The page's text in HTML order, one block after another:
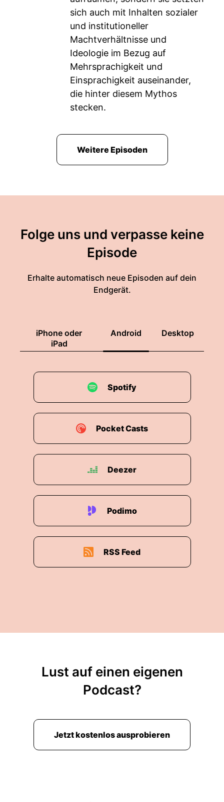
sich auch mit Inhalten sozialer
und institutioneller
Machtverhältnisse und
Ideologie im Bezug auf
Mehrsprachigkeit und
Einsprachigkeit auseinander,
die hinter diesem Mythos
stecken.
Weitere Episoden
Folge uns und verpasse keine
Episode
Erhalte automatisch neue Episoden auf dein
Endgerät.
iPhone oder
iPad
Android Desktop
Spotify
Pocket Casts
Deezer
Podimo
RSS Feed
Lust auf einen eigenen
Podcast?
Jetzt kostenlos ausprobieren